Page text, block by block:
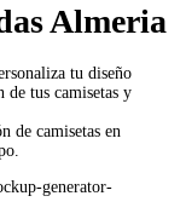
Almeria
tu diseño
de tus camisetas y
de camisetas en